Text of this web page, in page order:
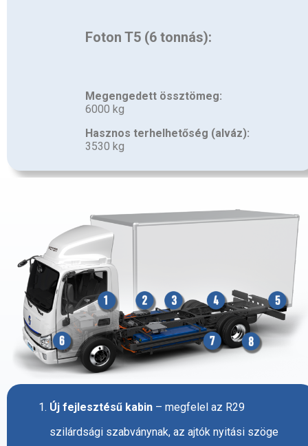
Foton T5 (6 tonnás):
Megengedett össztömeg:
6000 kg
Hasznos terhelhetőség (alváz):
3530 kg
Új fejlesztésű kabin – megfelel az R29
szilárdsági szabványnak, az ajtók nyitási szöge